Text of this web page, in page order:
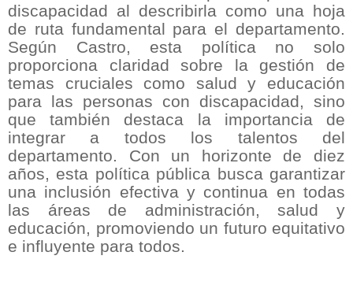
discapacidad al describirla como una hoja
de ruta fundamental para el departamento.
Según Castro, esta política no solo
proporciona claridad sobre la gestión de
temas cruciales como salud y educación
para las personas con discapacidad, sino
que también destaca la importancia de
integrar a todos los talentos del
departamento. Con un horizonte de diez
años, esta política pública busca garantizar
una inclusión efectiva y continua en todas
las áreas de administración, salud y
educación, promoviendo un futuro equitativo
e influyente para todos.